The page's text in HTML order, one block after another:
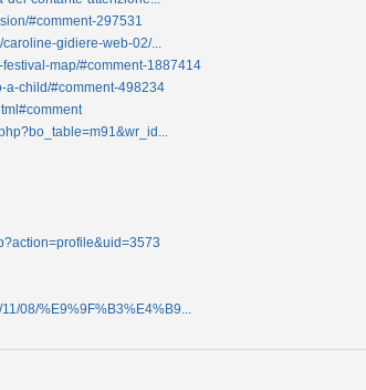
#comment-297531
gidiere-web-02/...
map/#comment-1887414
a-child/#comment-498234
08/%E9%9F%B3%E4%B9...